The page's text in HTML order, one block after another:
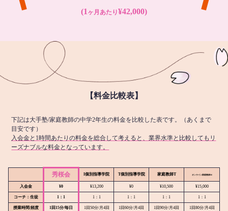
(1 ヶ月あたり¥42,000)
【料金比較表】
下記は大手塾/家庭教師の中学2年生の料金を比較した表です。（あくまで
目安です）
入会金と1時間あたりの料金を総合して考えると、業界水準と比較してもリ
ーズナブルな料金となっています。
秀桜会 I個別指導学院 T個別指導学院 家庭教師T オンライン家庭教師M
入会金 ¥0 ¥13,200 ¥0 ¥10,500 ¥15,000
コーチ：生徒 1：1 1：1 1：1 1：1 1：1
授業時間/頻度 1回15分/毎日 1回50分/月4回 1回60分/月4回 1回90分/月4回 1回80分/月4回